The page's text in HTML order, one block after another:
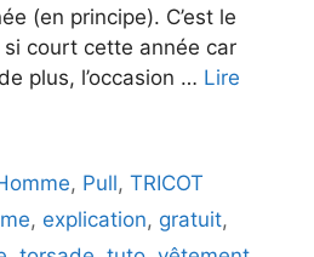
(en principe). C’est le
court cette année car
plus, l’occasion … Lire
, Pull,TRICOT
, explication, gratuit,